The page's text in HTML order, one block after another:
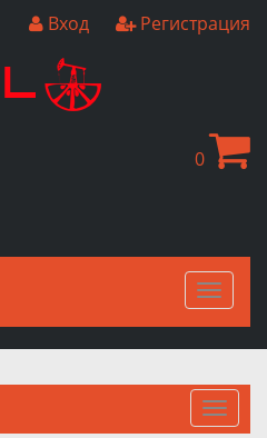
Вход Регистрация
0